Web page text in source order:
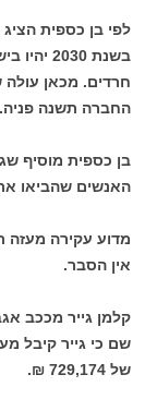
לפי בן כספית הציג
חרדים. מכאן עולה
החברה תשנה
בן כספית מוסיף
האנשים שהביאו
אין הסבר.
קלמן גייר מככב
שם כי גייר קיבל
של 729,174 ₪.